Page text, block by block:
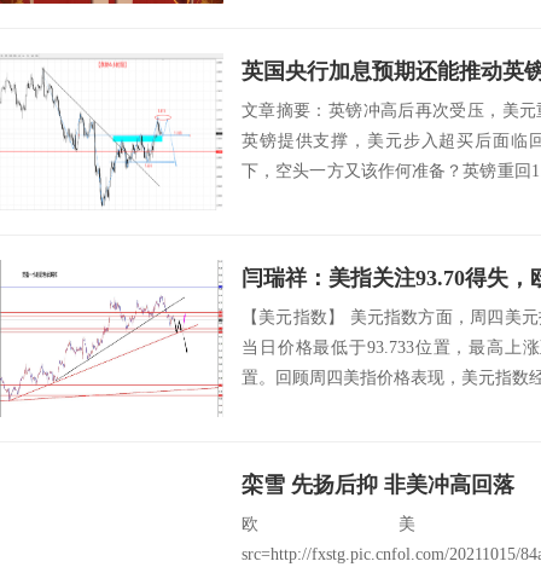
英国央行加息预期还能推动英
文章摘要：英镑冲高后再次受压，美
英镑提供支撑，美元步入超买后面临
下，空头一方又该作何准备？英镑重回
闫瑞祥：美指关注93.70得失，
【美元指数】 美元指数方面，周四美
当日价格最低于93.733位置，最高上
置。回顾周四美指价格表现，美元指数
栾雪 先扬后抑 非美冲高回落
欧美：
src=http://fxstg.pic.cnfol.com/20211015/